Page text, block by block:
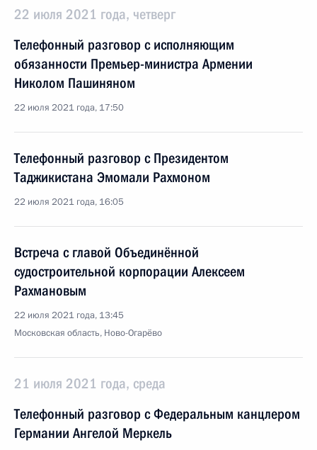
22 июля 2021 года, четверг
Телефонный разговор с исполняющим
обязанности Премьер-министра Армении
Николом Пашиняном
22 июля 2021 года, 17:50
Телефонный разговор с Президентом
Таджикистана Эмомали Рахмоном
22 июля 2021 года, 16:05
Встреча с главой Объединённой
судостроительной корпорации Алексеем
Рахмановым
22 июля 2021 года, 13:45
Московская область, Ново-Огарёво
21 июля 2021 года, среда
Телефонный разговор с Федеральным канцлером
Германии Ангелой Меркель